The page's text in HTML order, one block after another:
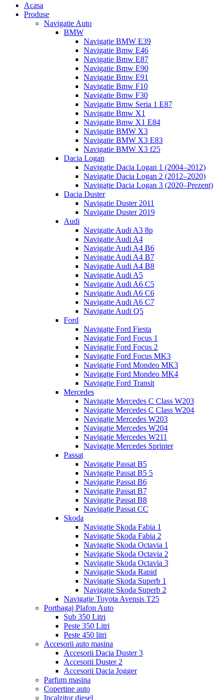
Acasa
Produse
Navigatie Auto
BMW
Navigație BMW E39
Navigatie Bmw E46
Navigatie Bmw E87
Navigatie Bmw E90
Navigatie Bmw E91
Navigatie Bmw F10
Navigatie Bmw F30
Navigatie Bmw Seria 1 E87
Navigatie Bmw X1
Navigatie Bmw X1 E84
Navigatie BMW X3
Navigatie BMW X3 E83
Navigatie BMW X3 f25
Dacia Logan
Navigație Dacia Logan 1 (2004–2012)
Navigație Dacia Logan 2 (2012–2020)
Navigație Dacia Logan 3 (2020–Prezent)
Dacia Duster
Navigatie Duster 2011
Navigatie Duster 2019
Audi
Navigatie Audi A3 8p
Navigatie Audi A4
Navigatie Audi A4 B6
Navigatie Audi A4 B7
Navigatie Audi A4 B8
Navigatie Audi A5
Navigatie Audi A6 C5
Navigatie Audi A6 C6
Navigatie Audi A6 C7
Navigatie Audi Q5
Ford
Navigație Ford Fiesta
Navigație Ford Focus 1
Navigație Ford Focus 2
Navigație Ford Focus MK3
Navigație Ford Mondeo MK3
Navigație Ford Mondeo MK4
Navigație Ford Transit
Mercedes
Navigație Mercedes C Class W203
Navigație Mercedes C Class W204
Navigație Mercedes W203
Navigație Mercedes W204
Navigație Mercedes W211
Navigație Mercedes Sprinter
Passat
Navigație Passat B5
Navigație Passat B5 5
Navigație Passat B6
Navigație Passat B7
Navigație Passat B8
Navigație Passat CC
Skoda
Navigație Skoda Fabia 1
Navigație Skoda Fabia 2
Navigație Skoda Octavia 1
Navigație Skoda Octavia 2
Navigație Skoda Octavia 3
Navigație Skoda Rapid
Navigație Skoda Superb 1
Navigație Skoda Superb 2
Navigație Toyota Avensis T25
Portbagaj Plafon Auto
Sub 350 Litri
Peste 350 Litri
Peste 450 litri
Accesorii auto masina
Accesorii Dacia Duster 3
Accesorii Duster 2
Accesorii Dacia Jogger
Parfum masina
Copertine auto
Incalzitor diesel